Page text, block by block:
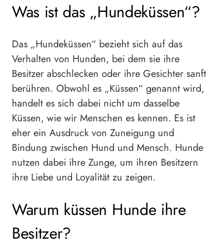
Was ist das „Hundeküssen“?
Das „Hundeküssen“ bezieht sich auf das
Verhalten von Hunden, bei dem sie ihre
Besitzer abschlecken oder ihre Gesichter sanft
berühren. Obwohl es „Küssen“ genannt wird,
handelt es sich dabei nicht um dasselbe
Küssen, wie wir Menschen es kennen. Es ist
eher ein Ausdruck von Zuneigung und
Bindung zwischen Hund und Mensch. Hunde
nutzen dabei ihre Zunge, um ihren Besitzern
ihre Liebe und Loyalität zu zeigen.
Warum küssen Hunde ihre
Besitzer?